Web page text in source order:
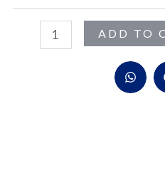
ADD TO